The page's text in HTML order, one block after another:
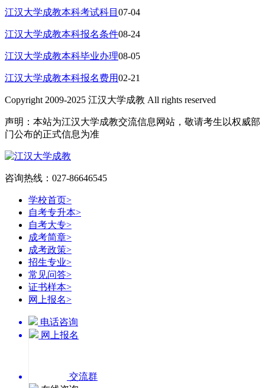
江汉大学成教本科考试科目 07-04
江汉大学成教本科报名条件08-24
江汉大学成教本科毕业办理08-05
江汉大学成教本科报名费用02-21
Copyright 2009-2025 江汉大学成教 All rights reserved
声明：本站为江汉大学成教交流信息网站，敬请考生以权威部
门公布的正式信息为准
咨询热线：027-86646545
学校首页>
自考专升本>
自考大专>
成考简章>
成考政策>
招生专业>
常见问答>
证书样本>
网上报名>
电话咨询
网上报名
交流群